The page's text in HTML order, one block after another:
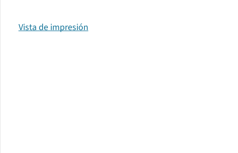
Vista de impresión